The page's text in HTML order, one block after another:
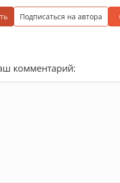
Подписаться на автора
комментарий: